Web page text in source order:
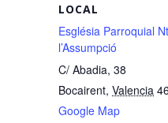
LOCAL
Església Parroquial
l’Assumpció
C/ Abadia, 38
Bocairent, Valencia
Google Map